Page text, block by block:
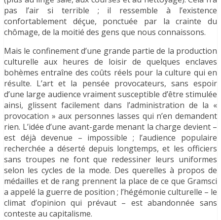
pas l’air si terrible ; il ressemble à l’existence
confortablement déçue, ponctuée par la crainte du
chômage, de la moitié des gens que nous connaissons.
Mais le confinement d’une grande partie de la production
culturelle aux heures de loisir de quelques enclaves
bohèmes entraîne des coûts réels pour la culture qui en
résulte. L’art et la pensée provocateurs, sans espoir
d’une large audience vraiment susceptible d’être stimulée
ainsi, glissent facilement dans l’administration de la «
provocation » aux personnes lasses qui n’en demandent
rien. L’idée d’une avant-garde menant la charge devient –
est déjà devenue – impossible ; l’audience populaire
recherchée a déserté depuis longtemps, et les officiers
sans troupes ne font que redessiner leurs uniformes
selon les cycles de la mode. Des querelles à propos de
médailles et de rang prennent la place de ce que Gramsci
a appelé la guerre de position ; l’hégémonie culturelle – le
climat d’opinion qui prévaut – est abandonnée sans
conteste au capitalisme.